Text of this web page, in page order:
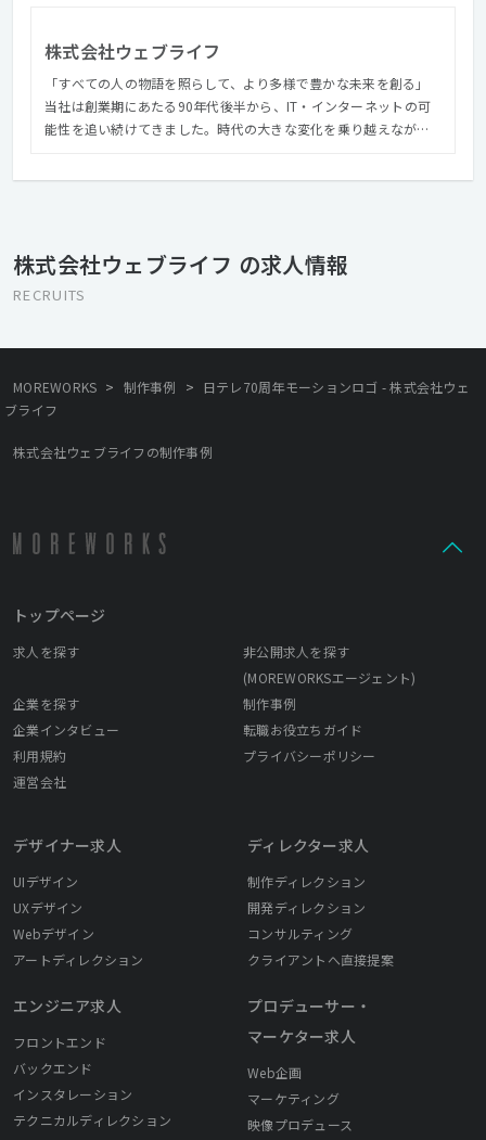
株式会社ウェブライフ
「すべての人の物語を照らして、より多様で豊かな未来を創る」
当社は創業期にあたる90年代後半から、IT・インターネットの可
能性を追い続けてきました。時代の大きな変化を乗り越えなが
です。
株式会社ウェブライフ の求人情報
RECRUITS
MOREWORKS > 制作事例 >
日テレ70周年モーションロゴ - 株式会社ウェ
ブライフ
株式会社ウェブライフの制作事例
トップページ
求人を探す
非公開求人を探す
(MOREWORKSエージェント)
企業を探す
制作事例
企業インタビュー
転職お役立ちガイド
利用規約
プライバシーポリシー
運営会社
デザイナー求人
UIデザイン
UXデザイン
Webデザイン
アートディレクション
エンジニア求人
フロントエンド
バックエンド
インスタレーション
テクニカルディレクション
ディレクター求人
制作ディレクション
開発ディレクション
コンサルティング
クライアントへ直接提案
プロデューサー・
マーケター求人
Web企画
マーケティング
映像プロデュース